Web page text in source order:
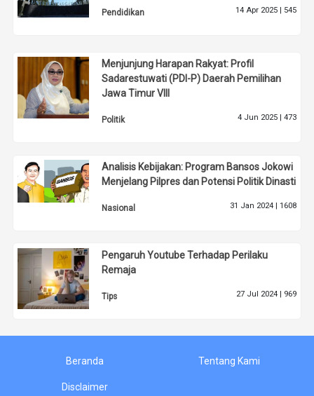
Pendidikan 14 Apr 2025 | 545
Menjunjung Harapan Rakyat: Profil
Sadarestuwati (PDI-P) Daerah Pemilihan
Jawa Timur VIII
Politik 4 Jun 2025 | 473
Analisis Kebijakan: Program Bansos Jokowi
Menjelang Pilpres dan Potensi Politik Dinasti
Nasional 31 Jan 2024 | 1608
Pengaruh Youtube Terhadap Perilaku
Remaja
Tips 27 Jul 2024 | 969
Beranda Tentang Kami
Disclaimer